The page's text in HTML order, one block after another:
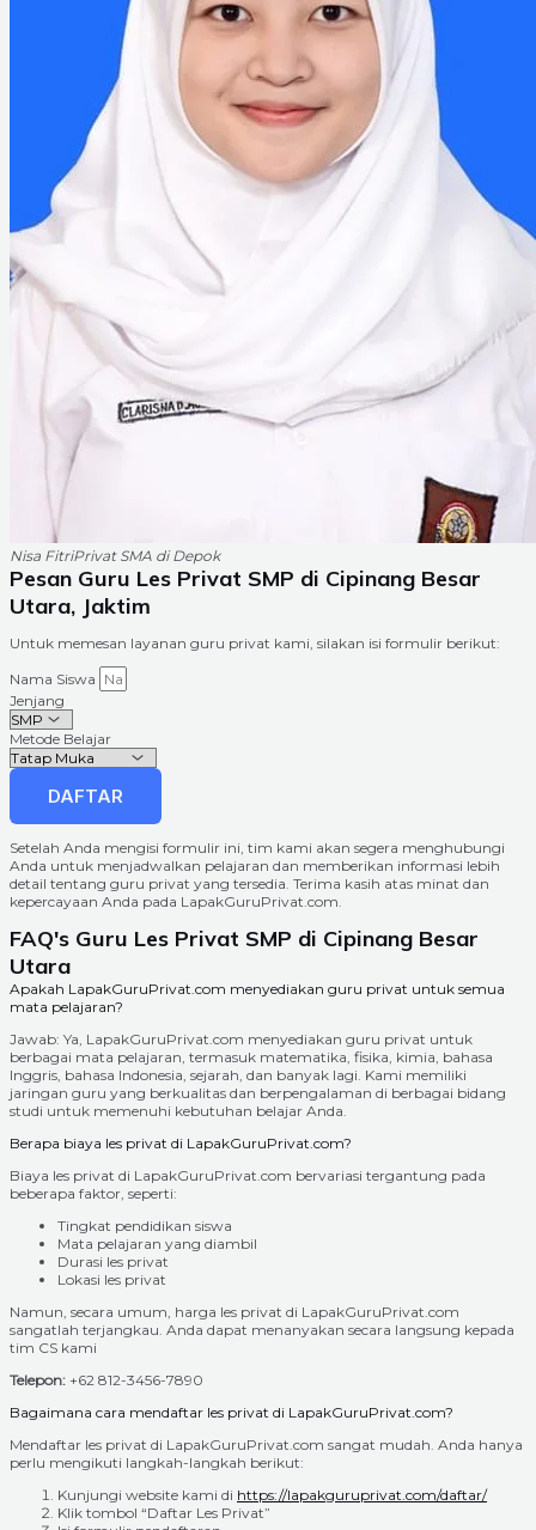
Nisa FitriPrivat SMA di Depok
Pesan Guru Les Privat SMP di Cipinang Besar
Utara, Jaktim
Untuk memesan layanan guru privat kami, silakan isi formulir berikut:
Nama Siswa
Jenjang
Metode Belajar
DAFTAR
Setelah Anda mengisi formulir ini, tim kami akan segera menghubungi
Anda untuk menjadwalkan pelajaran dan memberikan informasi lebih
detail tentang guru privat yang tersedia. Terima kasih atas minat dan
kepercayaan Anda pada LapakGuruPrivat.com.
FAQ's Guru Les Privat SMP di Cipinang Besar
Utara
Apakah LapakGuruPrivat.com menyediakan guru privat untuk semua
mata pelajaran?
Jawab: Ya, LapakGuruPrivat.com menyediakan guru privat untuk
berbagai mata pelajaran, termasuk matematika, fisika, kimia, bahasa
Inggris, bahasa Indonesia, sejarah, dan banyak lagi. Kami memiliki
jaringan guru yang berkualitas dan berpengalaman di berbagai bidang
studi untuk memenuhi kebutuhan belajar Anda.
Berapa biaya les privat di LapakGuruPrivat.com?
Biaya les privat di LapakGuruPrivat.com bervariasi tergantung pada
beberapa faktor, seperti:
Tingkat pendidikan siswa
Mata pelajaran yang diambil
Durasi les privat
Lokasi les privat
Namun, secara umum, harga les privat di LapakGuruPrivat.com
sangatlah terjangkau. Anda dapat menanyakan secara langsung kepada
tim CS kami
Telepon: +62 812-3456-7890
Bagaimana cara mendaftar les privat di LapakGuruPrivat.com?
Mendaftar les privat di LapakGuruPrivat.com sangat mudah. Anda hanya
perlu mengikuti langkah-langkah berikut:
Kunjungi website kami di https://lapakguruprivat.com/daftar/
Klik tombol “Daftar Les Privat”